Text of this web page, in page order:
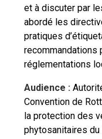
et à discuter par
abordé les
pratiques
recommandations
réglementations
Audience :
Convention de
la protection des
phytosanitaires